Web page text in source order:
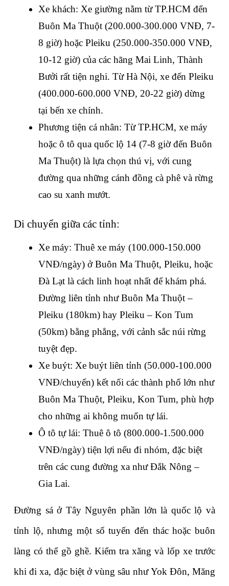
Xe khách: Xe giường nằm từ TP.HCM đến
Buôn Ma Thuột (200.000-300.000 VNĐ, 7-
8 giờ) hoặc Pleiku (250.000-350.000 VNĐ,
10-12 giờ) của các hãng Mai Linh, Thành
Bưởi rất tiện nghi. Từ Hà Nội, xe đến Pleiku
(400.000-600.000 VNĐ, 20-22 giờ) dừng
tại bến xe chính.
Phương tiện cá nhân: Từ TP.HCM, xe máy
hoặc ô tô qua quốc lộ 14 (7-8 giờ đến Buôn
Ma Thuột) là lựa chọn thú vị, với cung
đường qua những cánh đồng cà phê và rừng
cao su xanh mướt.
Di chuyển giữa các tỉnh:
Xe máy: Thuê xe máy (100.000-150.000
VNĐ/ngày) ở Buôn Ma Thuột, Pleiku, hoặc
Đà Lạt là cách linh hoạt nhất để khám phá.
Đường liên tỉnh như Buôn Ma Thuột –
Pleiku (180km) hay Pleiku – Kon Tum
(50km) bằng phẳng, với cảnh sắc núi rừng
tuyệt đẹp.
Xe buýt: Xe buýt liên tỉnh (50.000-100.000
VNĐ/chuyến) kết nối các thành phố lớn như
Buôn Ma Thuột, Pleiku, Kon Tum, phù hợp
cho những ai không muốn tự lái.
Ô tô tự lái: Thuê ô tô (800.000-1.500.000
VNĐ/ngày) tiện lợi nếu đi nhóm, đặc biệt
trên các cung đường xa như Đắk Nông –
Gia Lai.
Đường sá ở Tây Nguyên phần lớn là quốc lộ và
tỉnh lộ, nhưng một số tuyến đến thác hoặc buôn
làng có thể gồ ghề. Kiểm tra xăng và lốp xe trước
khi đi xa, đặc biệt ở vùng sâu như Yok Đôn, Măng